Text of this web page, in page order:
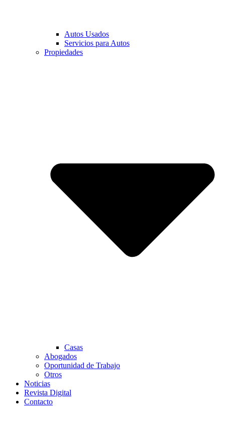
Autos Usados
Servicios para Autos
Propiedades
Casas
Abogados
Oportunidad de Trabajo
Otros
Noticias
Revista Digital
Contacto